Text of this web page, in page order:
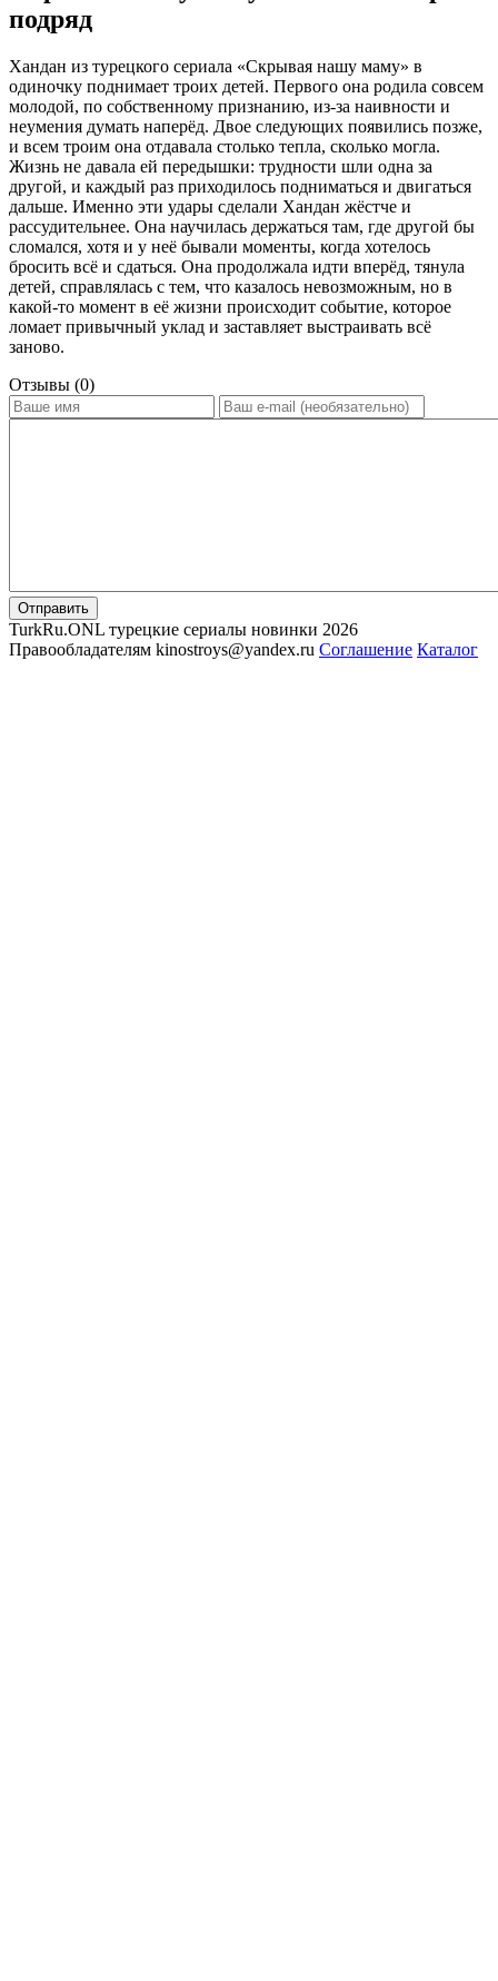
подряд
Хандан из турецкого сериала «Скрывая нашу маму» в
одиночку поднимает троих детей. Первого она родила совсем
молодой, по собственному признанию, из-за наивности и
неумения думать наперёд. Двое следующих появились позже,
и всем троим она отдавала столько тепла, сколько могла.
Жизнь не давала ей передышки: трудности шли одна за
другой, и каждый раз приходилось подниматься и двигаться
дальше. Именно эти удары сделали Хандан жёстче и
рассудительнее. Она научилась держаться там, где другой бы
сломался, хотя и у неё бывали моменты, когда хотелось
бросить всё и сдаться. Она продолжала идти вперёд, тянула
детей, справлялась с тем, что казалось невозможным, но в
какой-то момент в её жизни происходит событие, которое
ломает привычный уклад и заставляет выстраивать всё
заново.
Отзывы (0)
Отправить
TurkRu.ONL турецкие сериалы новинки 2026
Правообладателям kinostroys@yandex.ru Соглашение Каталог